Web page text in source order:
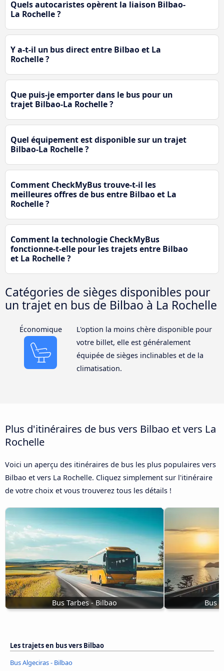
Quels autocaristes opèrent la liaison Bilbao-
La Rochelle ?
Y a-t-il un bus direct entre Bilbao et La
Rochelle ?
Que puis-je emporter dans le bus pour un
trajet Bilbao-La Rochelle ?
Quel équipement est disponible sur un trajet
Bilbao-La Rochelle ?
Comment CheckMyBus trouve-t-il les
meilleures offres de bus entre Bilbao et La
Rochelle ?
Comment la technologie CheckMyBus
fonctionne-t-elle pour les trajets entre Bilbao
et La Rochelle ?
Catégories de sièges disponibles pour
un trajet en bus de Bilbao à La Rochelle
Économique
L'option la moins chère disponible pour
votre billet, elle est généralement
équipée de sièges inclinables et de la
climatisation.
Plus d'itinéraires de bus vers Bilbao et vers La
Rochelle
Voici un aperçu des itinéraires de bus les plus populaires vers
Bilbao et vers La Rochelle. Cliquez simplement sur l'itinéraire
de votre choix et vous trouverez tous les détails !
Bus Tarbes - Bilbao Bus
Les trajets en bus vers Bilbao
Bus Algeciras - Bilbao